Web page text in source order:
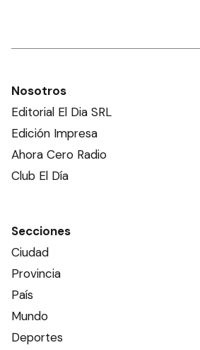
Nosotros
Editorial El Dia SRL
Edición Impresa
Ahora Cero Radio
Club El Día
Secciones
Ciudad
Provincia
País
Mundo
Deportes